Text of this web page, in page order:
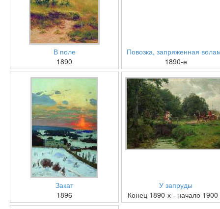
В поле
1890
Повозка, запряженная
1890-е
Закат
1896
У запруды
Конец 1890-х - начало